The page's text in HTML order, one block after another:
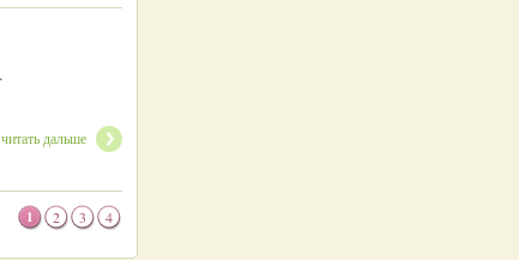
читать дальше
1 2 3 4